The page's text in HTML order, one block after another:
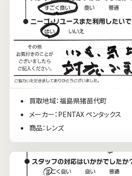
買取地域：福島県猪苗代町
メーカー：PENTAX ペンタックス
商品：レンズ